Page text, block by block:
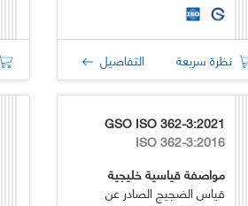
نظرة سريعة التفاصيل
GSO ISO 362-3:2021
ISO 362-3:2016
مواصفة قياسية خليجية
قياس الضجيج الصادر عن